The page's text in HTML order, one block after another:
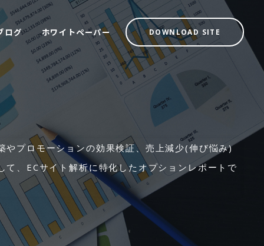
ログ ホワイトペーパー DOWNLOAD SITE
やプロモーションの効果検証、売上減少(伸び悩み)
て、ECサイト解析に特化したオプションレポートで